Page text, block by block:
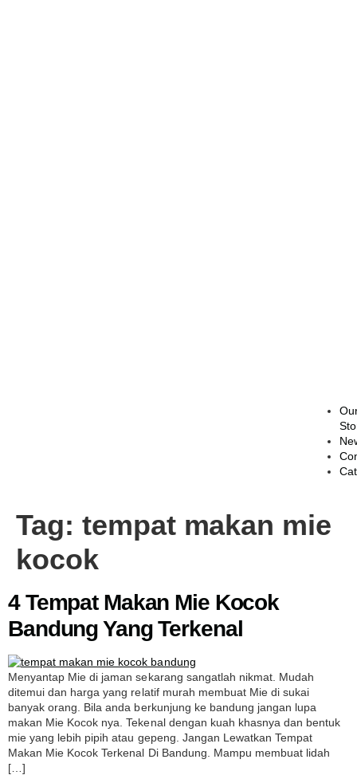
Tag: tempat makan mie
kocok
4 Tempat Makan Mie Kocok
Bandung Yang Terkenal
Menyantap Mie di jaman sekarang sangatlah nikmat. Mudah
ditemui dan harga yang relatif murah membuat Mie di sukai
banyak orang. Bila anda berkunjung ke bandung jangan lupa
makan Mie Kocok nya. Tekenal dengan kuah khasnya dan bentuk
mie yang lebih pipih atau gepeng. Jangan Lewatkan Tempat
Makan Mie Kocok Terkenal Di Bandung. Mampu membuat lidah
[…]